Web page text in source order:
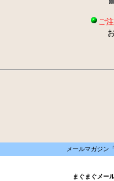
ご
わ
メールマガジン
まぐまぐメー